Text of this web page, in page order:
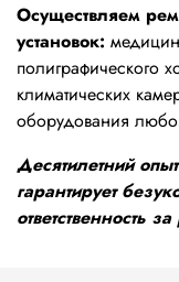
Осуществляем
установок:
полиграфического
климатических
оборудования
Десятилетний
гарантирует
ответственность